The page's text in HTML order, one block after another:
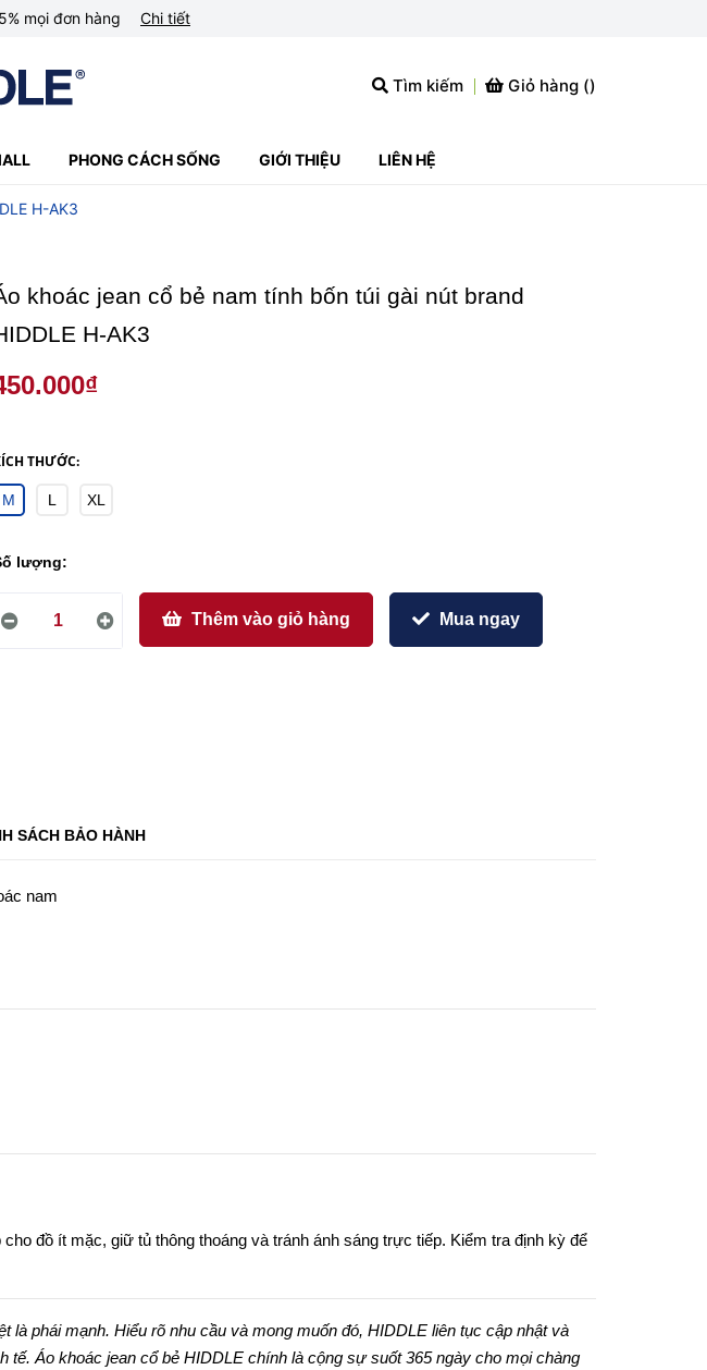
mọi đơn hàng Chi tiết
Tìm kiếm Giỏ hàng ()
PHONG CÁCH SỐNG GIỚI THIỆU LIÊN HỆ
H-AK3
khoác jean cổ bẻ nam tính bốn túi gài nút brand
H-AK3
THƯỚC:
M L XL
lượng:
Thêm vào giỏ hàng Mua ngay
SÁCH BẢO HÀNH
nam
đồ ít mặc, giữ tủ thông thoáng và tránh ánh sáng trực tiếp. Kiểm tra định kỳ để
phái mạnh. Hiểu rõ nhu cầu và mong muốn đó, HIDDLE liên tục cập nhật và
Áo khoác jean cổ bẻ HIDDLE chính là cộng sự suốt 365 ngày cho mọi chàng